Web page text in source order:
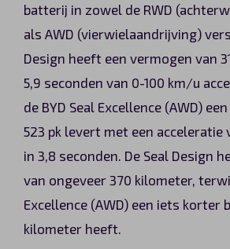
batterij in zowel de RWD
als AWD (vierwielaandrijving)
Design heeft een vermogen van
5,9 seconden van 0-100 km/u
de BYD Seal Excellence (AWD)
523 pk levert met een acceleratie
in 3,8 seconden. De Seal Design
van ongeveer 370 kilometer,
Excellence (AWD) een iets korter
kilometer heeft​​.